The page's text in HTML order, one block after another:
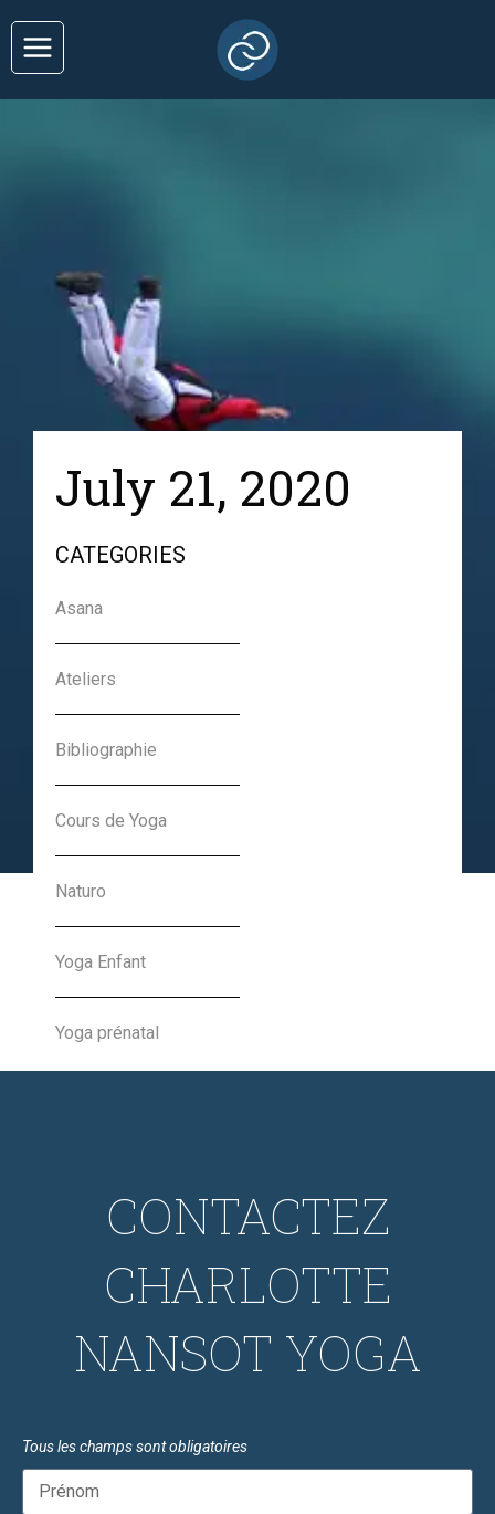
July 21, 2020
Cours de Yoga –
Septembre 2020 – Parc
du Château de
Chantilly
Charlotte Nansot
21-07-2020
CATEGORIES
Asana
Ateliers
Bibliographie
Cours de Yoga
Naturo
Yoga Enfant
Yoga prénatal
CONTACTEZ
CHARLOTTE
NANSOT YOGA
Tous les champs sont obligatoires